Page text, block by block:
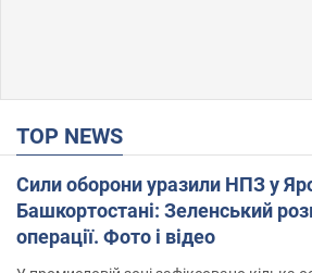
TOP NEWS
Сили оборони уразили НПЗ у
Башкортостані: Зеленський
операції. Фото і відео